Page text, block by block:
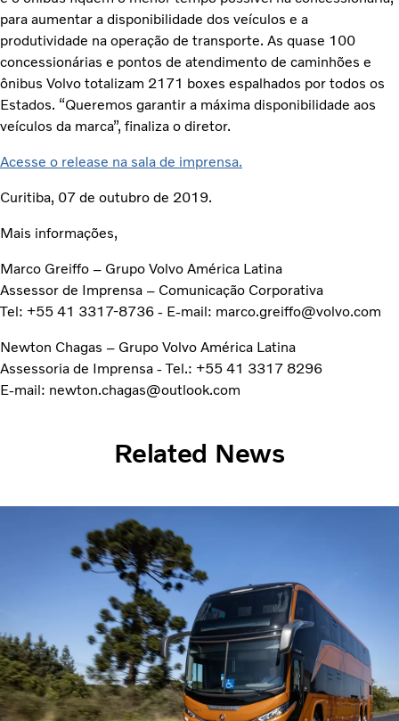
para aumentar a disponibilidade dos veículos e a
produtividade na operação de transporte. As quase 100
concessionárias e pontos de atendimento de caminhões e
ônibus Volvo totalizam 2171 boxes espalhados por todos os
Estados. “Queremos garantir a máxima disponibilidade aos
veículos da marca”, finaliza o diretor.
Acesse o release na sala de imprensa.
Curitiba, 07 de outubro de 2019.
Mais informações,
Marco Greiffo – Grupo Volvo América Latina
Assessor de Imprensa – Comunicação Corporativa
Tel: +55 41 3317-8736 - E-mail: marco.greiffo@volvo.com
Newton Chagas – Grupo Volvo América Latina
Assessoria de Imprensa - Tel.: +55 41 3317 8296
E-mail: newton.chagas@outlook.com
Related News